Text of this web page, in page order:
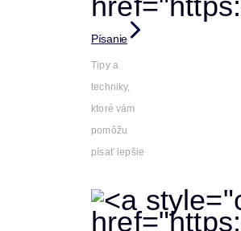
Písanie
Tipy a
techniky,
ktoré vám
pomôžu
písať lepšie